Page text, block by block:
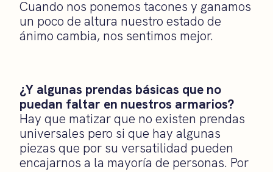
Cuando nos ponemos tacones y ganamos
un poco de altura nuestro estado de
ánimo cambia, nos sentimos mejor.
¿Y algunas prendas básicas que no
puedan faltar en nuestros armarios?
Hay que matizar que no existen prendas
universales pero si que hay algunas
piezas que por su versatilidad pueden
encajarnos a la mayoría de personas. Por